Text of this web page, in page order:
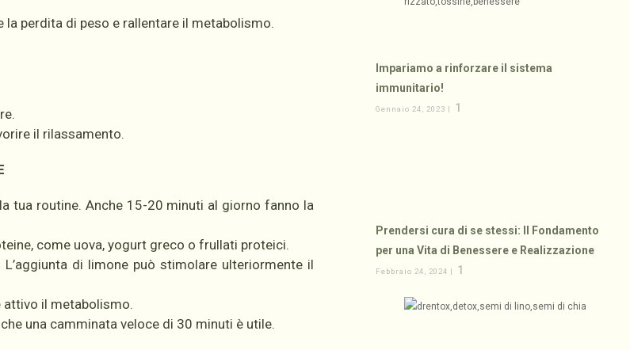
perdita di peso e rallentare il metabolismo.
il rilassamento.
tua routine. Anche 15-20 minuti al giorno fanno la
come uova, yogurt greco o frullati proteici.
di limone può stimolare ulteriormente il
il metabolismo.
una camminata veloce di 30 minuti è utile.
Impariamo a rinforzare il sistema
immunitario!
Gennaio 24, 2023 | 1
Prendersi cura di se stessi: Il Fondamento
per una Vita di Benessere e Realizzazione
Febbraio 24, 2024 | 1